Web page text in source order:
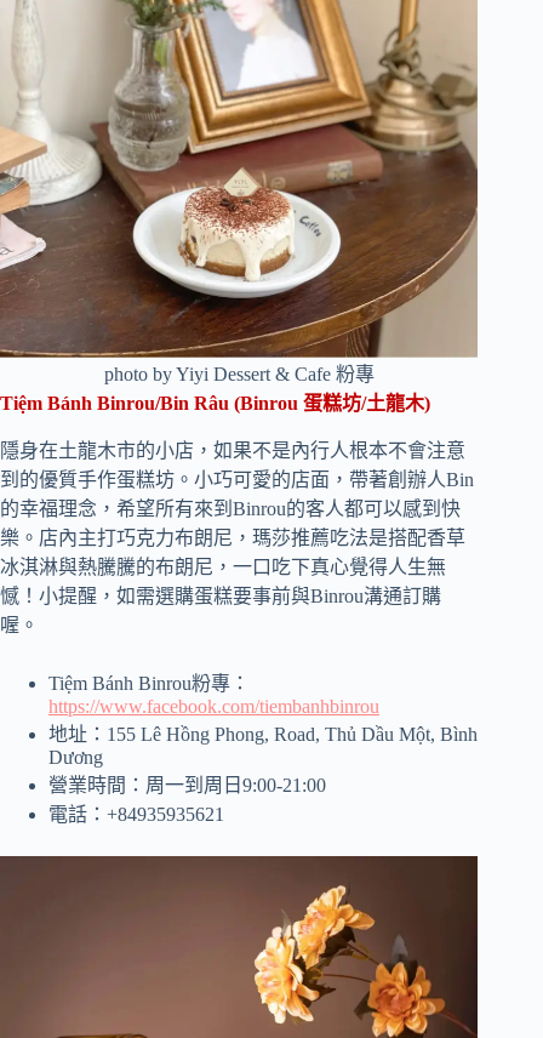
photo by Yiyi Dessert & Cafe 粉專
Tiệm Bánh Binrou/Bin Râu (Binrou 蛋糕坊/土龍木)
隱身在土龍木市的小店，如果不是內行人根本不會注意
到的優質手作蛋糕坊。小巧可愛的店面，帶著創辦人Bin
的幸福理念，希望所有來到Binrou的客人都可以感到快
樂。店內主打巧克力布朗尼，瑪莎推薦吃法是搭配香草
冰淇淋與熱騰騰的布朗尼，一口吃下真心覺得人生無
憾！小提醒，如需選購蛋糕要事前與Binrou溝通訂購
喔。
Tiệm Bánh Binrou粉專：
https://www.facebook.com/tiembanhbinrou
地址：155 Lê Hồng Phong, Road, Thủ Dầu Một, Bình
Dương
營業時間：周一到周日9:00-21:00
電話：+84935935621